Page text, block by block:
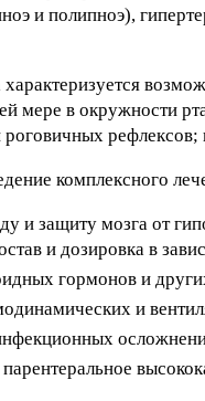
и полипноэ),
мере в окружности
комплексного
и защиту мозга от
и дозировка в
гормонов и
и